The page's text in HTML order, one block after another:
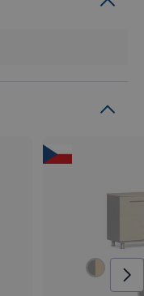
úložného
z výroby B2B